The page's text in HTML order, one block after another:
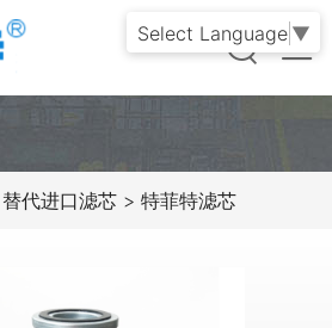
替代进口滤芯 > 特菲特滤芯
Select Language ▼